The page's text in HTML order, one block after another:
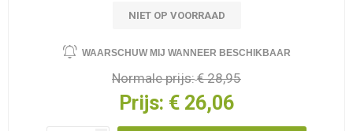
NIET OP VOORRAAD
WAARSCHUW MIJ WANNEER BESCHIKBAAR
Normale prijs:€ 28,95
Prijs: € 26,06